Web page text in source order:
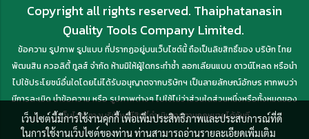
Copyright all rights reserved. Thaiphatanasin
Quality Tools Company Limited.
ข้อความ รูปภาพ รูปแบบ ที่ปรากฏอยู่บนเว็บไซต์นี้ ถือเป็นลิขสิทธิ์ของ บริษัท ไทย
พัฒนสิน ควอลิตี้ ทูลส์ จำกัด ห้ามมิให้ผู้ใดกระทำซ้ำ ลอกเลียนแบบ ดาวน์โหลด หรือนำ
ไปใช้ประโยชน์อื่นใดโดยไม่ได้รับอนุญาตจากบริษัทฯ เป็นลายลักษณ์อักษร หากพบว่า
มีการละเมิด นำข้อความ หรือ รูปภาพต่างๆ ไปใช้ไม่ว่าส่วนใดส่วนหนึ่งหรือทั้งหมดของ
เว็บไซต์ ทางบริษัทฯ มีสิทธิ์ดำเนินการตามกฎหมายได้ทันที
เว็บไซต์นี้มีการใช้งานคุกกี้ เพื่อเพิ่มประสิทธิภาพและประสบการณ์ที่ดี
ในการใช้งานเว็บไซต์ของท่าน ท่านสามารถอ่านรายละเอียดเพิ่มเติม